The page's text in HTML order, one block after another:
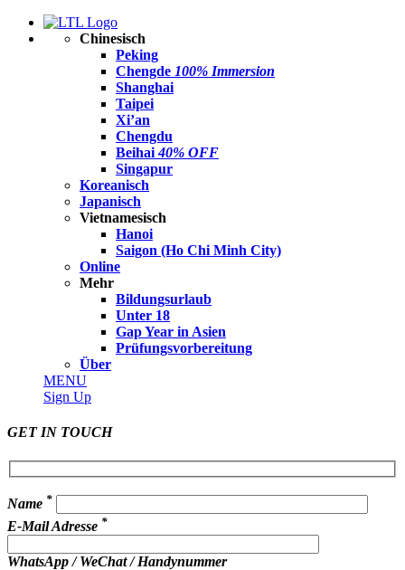
Chinesisch
Peking
Chengde 100% Immersion
Shanghai
Taipei
Xi’an
Chengdu
Beihai40% OFF
Singapur
Koreanisch
Japanisch
Vietnamesisch
Hanoi
Saigon (Ho Chi Minh City)
Online
Mehr
Bildungsurlaub
Unter 18
Gap Year in Asien
Prüfungsvorbereitung
Über
MENU
Sign Up
GET IN TOUCH
Name *
E-Mail Adresse *
WhatsApp / WeChat / Handynummer